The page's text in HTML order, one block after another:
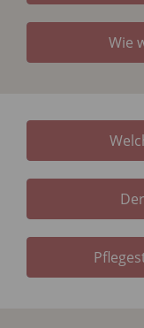
Wie